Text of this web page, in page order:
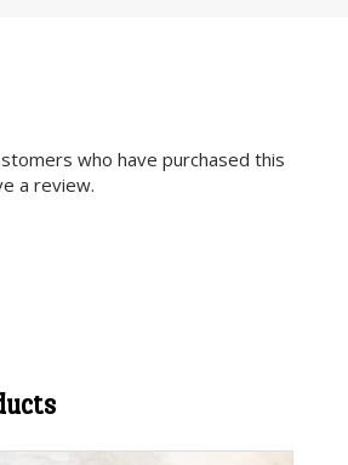
who have purchased this
a review.